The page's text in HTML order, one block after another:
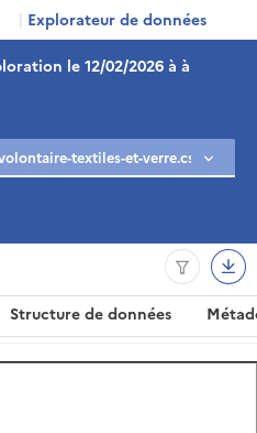
| Explorateur de données
le 12/02/2026 à à
Structure de données